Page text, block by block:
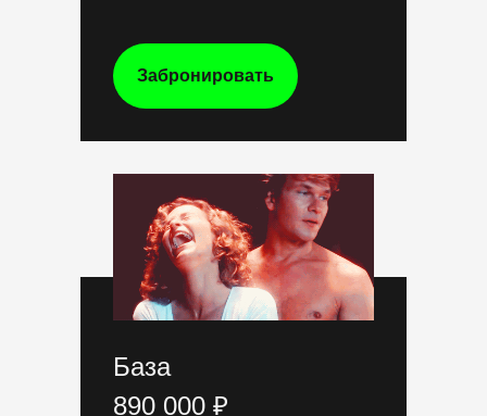
База
890 000 ₽
Забронировать